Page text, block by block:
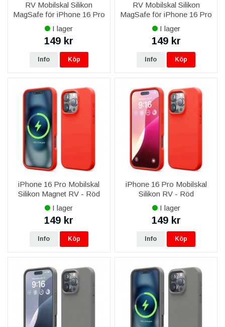
RV Mobilskal Silikon
MagSafe för iPhone 16 Pro
- Ljusblå
I lager
149 kr
Info Köp
RV Mobilskal Silikon
MagSafe för iPhone 16 Pro
- Brun
I lager
149 kr
Info Köp
iPhone 16 Pro Mobilskal
Silikon Magnet RV - Röd
I lager
149 kr
Info Köp
iPhone 16 Pro Mobilskal
Silikon RV - Röd
I lager
149 kr
Info Köp